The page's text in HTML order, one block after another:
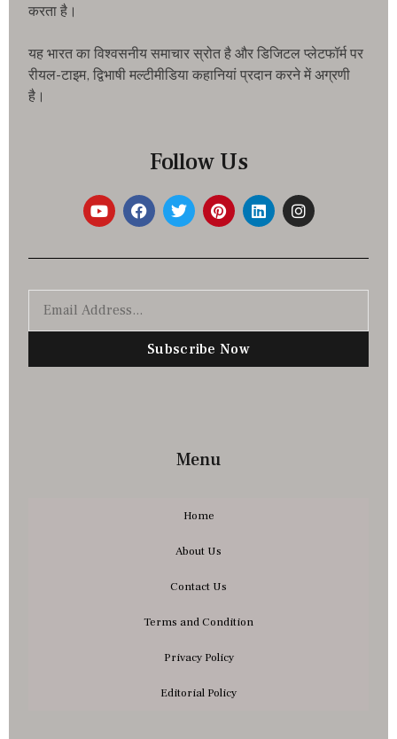
करता है।
यह भारत का विश्वसनीय समाचार स्रोत है और डिजिटल प्लेटफॉर्म पर
रीयल-टाइम, द्विभाषी मल्टीमीडिया कहानियां प्रदान करने में अग्रणी
है।
Follow Us
Subscribe Now
Menu
Home
About Us
Contact Us
Terms and Condition
Privacy Policy
Editorial Policy